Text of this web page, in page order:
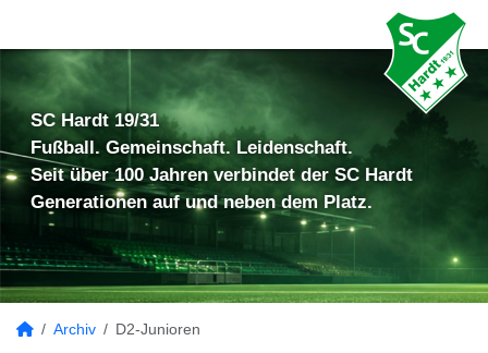
SC Hardt 19/31
Fußball. Gemeinschaft. Leidenschaft.
Seit über 100 Jahren verbindet der SC Hardt
Generationen auf und neben dem Platz.
Archiv D2-Junioren